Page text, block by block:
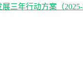
三年行动方案（